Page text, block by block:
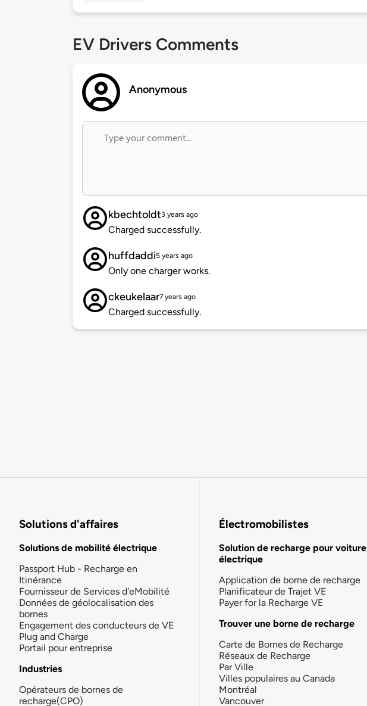
EV Drivers Comments
Anonymous
kbechtoldt3 years ago
Charged successfully.
huffdaddi5 years ago
Only one charger works.
ckeukelaar7 years ago
Charged successfully.
Solutions d'affaires
Solutions de mobilité électrique
Passport Hub - Recharge en
Itinérance
Fournisseur de Services d'eMobilité
Données de géolocalisation des
bornes
Engagement des conducteurs de VE
Plug and Charge
Portail pour entreprise
Industries
Opérateurs de bornes de
recharge(CPO)
Électromobilistes
Solution de recharge pour voiture
électrique
Application de borne de recharge
Planificateur de Trajet VE
Payer for la Recharge VE
Trouver une borne de recharge
Carte de Bornes de Recharge
Réseaux de Recharge
Par Ville
Villes populaires au Canada
Montréal
Vancouver